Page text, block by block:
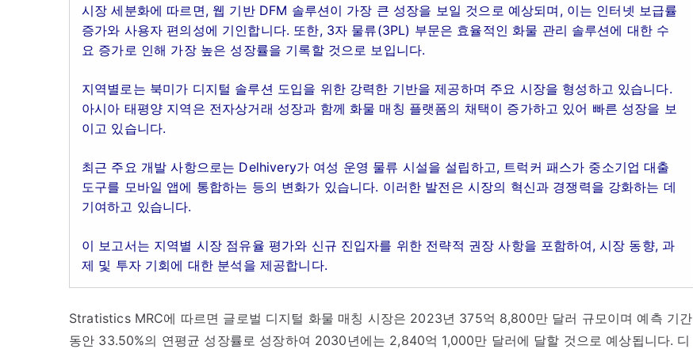
시장 세분화에 따르면, 웹 기반 DFM 솔루션이 가장 큰 성장을 보일 것으로 예상되며, 이는 인터넷 보급률
증가와 사용자 편의성에 기인합니다. 또한, 3자 물류(3PL) 부문은 효율적인 화물 관리 솔루션에 대한 수
요 증가로 인해 가장 높은 성장률을 기록할 것으로 보입니다.
지역별로는 북미가 디지털 솔루션 도입을 위한 강력한 기반을 제공하며 주요 시장을 형성하고 있습니다.
아시아 태평양 지역은 전자상거래 성장과 함께 화물 매칭 플랫폼의 채택이 증가하고 있어 빠른 성장을 보
이고 있습니다.
최근 주요 개발 사항으로는 Delhivery가 여성 운영 물류 시설을 설립하고, 트럭커 패스가 중소기업 대출
도구를 모바일 앱에 통합하는 등의 변화가 있습니다. 이러한 발전은 시장의 혁신과 경쟁력을 강화하는 데
기여하고 있습니다.
이 보고서는 지역별 시장 점유율 평가와 신규 진입자를 위한 전략적 권장 사항을 포함하여, 시장 동향, 과
제 및 투자 기회에 대한 분석을 제공합니다.
Stratistics MRC에 따르면 글로벌 디지털 화물 매칭 시장은 2023년 375억 8,800만 달러 규모이며 예측 기간
동안 33.50%의 연평균 성장률로 성장하여 2030년에는 2,840억 1,000만 달러에 달할 것으로 예상됩니다. 디